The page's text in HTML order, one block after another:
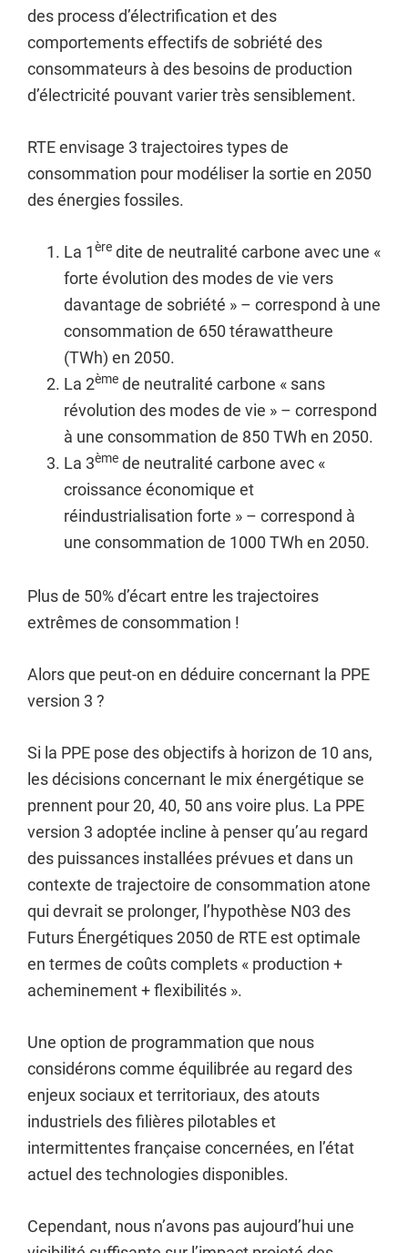
des process d’électrification et des
comportements effectifs de sobriété des
consommateurs à des besoins de production
d’électricité pouvant varier très sensiblement.
RTE envisage 3 trajectoires types de
consommation pour modéliser la sortie en 2050
des énergies fossiles.
La 1ère dite de neutralité carbone avec une «
forte évolution des modes de vie vers
davantage de sobriété » – correspond à une
consommation de 650 térawattheure
(TWh) en 2050.
La 2ème de neutralité carbone « sans
révolution des modes de vie » – correspond
à une consommation de 850 TWh en 2050.
La 3ème de neutralité carbone avec «
croissance économique et
réindustrialisation forte » – correspond à
une consommation de 1000 TWh en 2050.
Plus de 50% d’écart entre les trajectoires
extrêmes de consommation !
Alors que peut-on en déduire concernant la PPE
version 3 ?
Si la PPE pose des objectifs à horizon de 10 ans,
les décisions concernant le mix énergétique se
prennent pour 20, 40, 50 ans voire plus. La PPE
version 3 adoptée incline à penser qu’au regard
des puissances installées prévues et dans un
contexte de trajectoire de consommation atone
qui devrait se prolonger, l’hypothèse N03 des
Futurs Énergétiques 2050 de RTE est optimale
en termes de coûts complets « production +
acheminement + flexibilités ».
Une option de programmation que nous
considérons comme équilibrée au regard des
enjeux sociaux et territoriaux, des atouts
industriels des filières pilotables et
intermittentes française concernées, en l’état
actuel des technologies disponibles.
Cependant, nous n’avons pas aujourd’hui une